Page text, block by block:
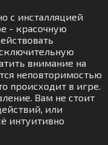
с инсталляцией
- красочную
внимание на
неповторимостью
происходит в игре.
Вам не стоит
или
интуитивно